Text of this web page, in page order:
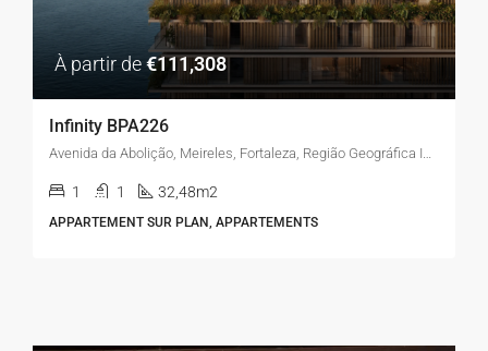
À partir de€111,308
Infinity BPA226
Avenida da Abolição, Meireles, Fortaleza, Região Geográfica Imediata de Fortaleza, Região Geográfica Intermediária de Fortaleza, Ceará, Região Nordeste, 60165-080, Brasil
1 1 32,48m2
APPARTEMENT SUR PLAN, APPARTEMENTS